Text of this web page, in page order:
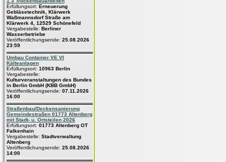
Erfüllungsort: Erneuerung
Gebläsetechnik, Klärwerk
Waßmannsdorf Straße am
Klärwerk 4, 12529 Schönefeld
Vergabestelle: Berliner
Wasserbetriebe
Veröffentlichungsende: 25.08.2026
23:59
Umbau Container VE VI
Kälteanlagen
Erfüllungsort: 10963 Berlin
Vergabestelle:
Kulturveranstaltungen des Bundes
in Berlin GmbH (KBB GmbH)
Veröffentlichungsende: 07.11.2026
16:00
Straßenbau/Deckensanierung
Gemeindestraßen 01773 Altenberg
mit Stadt- u. Ortsteilen 2026
Erfüllungsort: 01773 Altenberg OT
Falkenhain
Vergabestelle: Stadtverwaltung
Altenberg
Veröffentlichungsende: 25.08.2026
14:00